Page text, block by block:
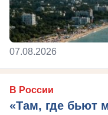
07.08.2026
В России
«Там, где бьют